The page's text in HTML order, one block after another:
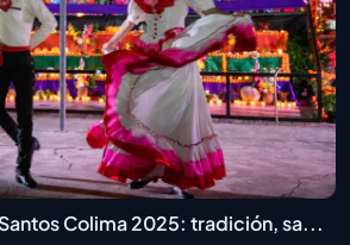
Colima 2025: tradición, sa...